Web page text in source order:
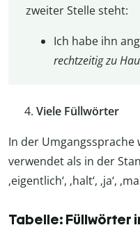
zweiter Stelle steht:
Ich habe ihn
rechtzeitig zu
Viele Füllwörter
In der
verwendet als in der
‚eigentlich‘, ‚halt‘, ‚ja‘,
Tabelle: Füllwörter